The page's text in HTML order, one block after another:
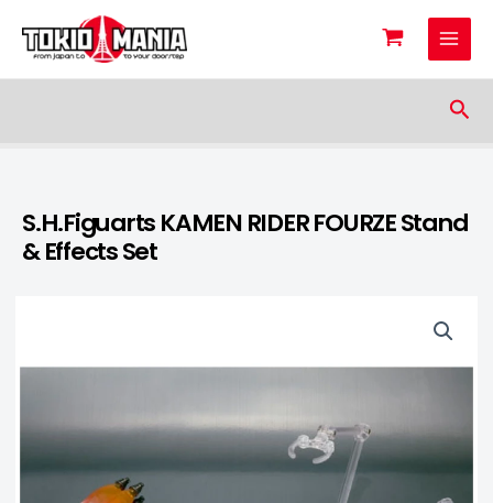
Skip to content
S.H.Figuarts KAMEN RIDER FOURZE Stand
& Effects Set